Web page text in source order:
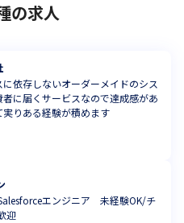
の求人
依存しないオーダーメイドのシス
に届くサービスなので達成感があ
りある経験が積めます
エンジニア 未経験OK/チ
迎